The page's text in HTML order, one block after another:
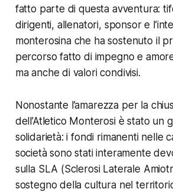
fatto parte di questa avventura:
dirigenti, allenatori, sponsor e
monterosina che ha sostenuto il
percorso fatto di impegno e
ma anche di valori condivisi.
Nonostante l’amarezza per la
dell’Atletico Monterosi è stato un
solidarietà: i fondi rimanenti nelle
società sono stati interamente
sulla SLA (Sclerosi Laterale
sostegno della cultura nel